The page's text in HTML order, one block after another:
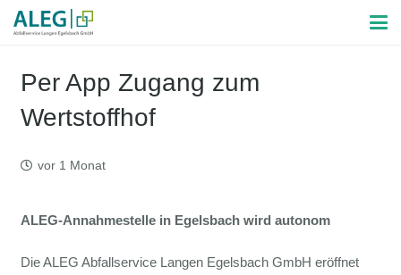
Per App Zugang zum
Wertstoffhof
vor 1 Monat
ALEG-Annahmestelle in Egelsbach wird autonom
Die ALEG Abfallservice Langen Egelsbach GmbH eröffnet